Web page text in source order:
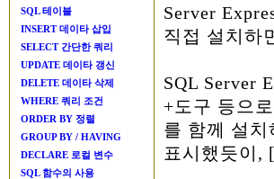
SQL 테이블
INSERT 데이타 삽입
SELECT 간단한 쿼리
UPDATE 데이타 갱신
DELETE 데이타 삭제
WHERE 쿼리 조건
ORDER BY 정렬
GROUP BY / HAVING
DECLARE 로컬 변수
SQL 함수의 사용
Server
직접 설치하
SQL Server
+도구 등으
를 함께 설
표시했듯이,